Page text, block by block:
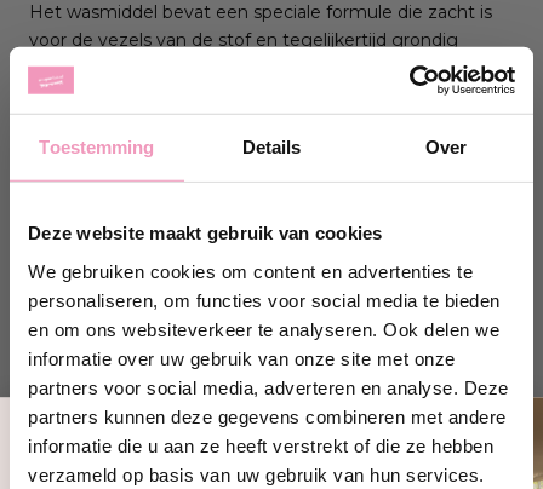
Toestemming Details Over
Deze website maakt gebruik van cookies
We gebruiken cookies om content en advertenties te
personaliseren, om functies voor social media te bieden
en om ons websiteverkeer te analyseren. Ook delen we
informatie over uw gebruik van onze site met onze
partners voor social media, adverteren en analyse. Deze
partners kunnen deze gegevens combineren met andere
informatie die u aan ze heeft verstrekt of die ze hebben
verzameld op basis van uw gebruik van hun services.
Het wasmiddel bevat een speciale formule die zacht is
voor de vezels van de stof en tegelijkertijd grondig
reinigt. Het beschermt de kleuren en zorgt ervoor dat je
favoriete kledingstukken er langer als nieuw uitzien.
Geur
aanhoudt. Je kleding ruikt fris en schoon, zelfs na het
Inhoud
De inhoud van de fles wasmiddel is 1 liter.
Productspecificaties
Ontvang 10% korting!